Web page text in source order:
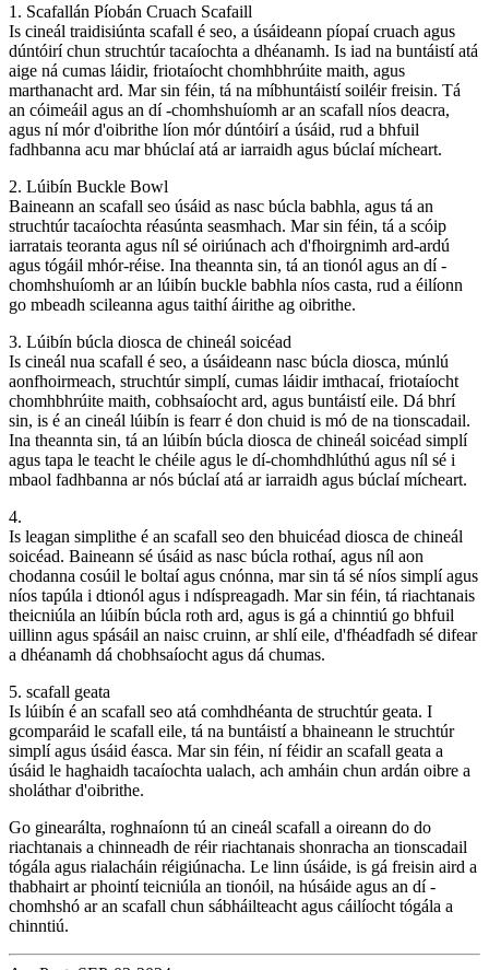
1. Scafallán Píobán Cruach Scafaill
Is cineál traidisiúnta scafall é seo, a úsáideann píopaí cruach agus
dúntóirí chun struchtúr tacaíochta a dhéanamh. Is iad na buntáistí atá
aige ná cumas láidir, friotaíocht chomhbhrúite maith, agus
marthanacht ard. Mar sin féin, tá na míbhuntáistí soiléir freisin. Tá
an cóimeáil agus an dí -chomhshuíomh ar an scafall níos deacra,
agus ní mór d'oibrithe líon mór dúntóirí a úsáid, rud a bhfuil
fadhbanna acu mar bhúclaí atá ar iarraidh agus búclaí mícheart.
2. Lúibín Buckle Bowl
Baineann an scafall seo úsáid as nasc búcla babhla, agus tá an
struchtúr tacaíochta réasúnta seasmhach. Mar sin féin, tá a scóip
iarratais teoranta agus níl sé oiriúnach ach d'fhoirgnimh ard-ardú
agus tógáil mhór-réise. Ina theannta sin, tá an tionól agus an dí -
chomhshuíomh ar an lúibín buckle babhla níos casta, rud a éilíonn
go mbeadh scileanna agus taithí áirithe ag oibrithe.
3. Lúibín búcla diosca de chineál soicéad
Is cineál nua scafall é seo, a úsáideann nasc búcla diosca, múnlú
aonfhoirmeach, struchtúr simplí, cumas láidir imthacaí, friotaíocht
chomhbhrúite maith, cobhsaíocht ard, agus buntáistí eile. Dá bhrí
sin, is é an cineál lúibín is fearr é don chuid is mó de na tionscadail.
Ina theannta sin, tá an lúibín búcla diosca de chineál soicéad simplí
agus tapa le teacht le chéile agus le dí-chomhdhlúthú agus níl sé i
mbaol fadhbanna ar nós búclaí atá ar iarraidh agus búclaí mícheart.
4.
Is leagan simplithe é an scafall seo den bhuicéad diosca de chineál
soicéad. Baineann sé úsáid as nasc búcla rothaí, agus níl aon
chodanna cosúil le boltaí agus cnónna, mar sin tá sé níos simplí agus
níos tapúla i dtionól agus i ndíspreagadh. Mar sin féin, tá riachtanais
theicniúla an lúibín búcla roth ard, agus is gá a chinntiú go bhfuil
uillinn agus spásáil an naisc cruinn, ar shlí eile, d'fhéadfadh sé difear
a dhéanamh dá chobhsaíocht agus dá chumas.
5. scafall geata
Is lúibín é an scafall seo atá comhdhéanta de struchtúr geata. I
gcomparáid le scafall eile, tá na buntáistí a bhaineann le struchtúr
simplí agus úsáid éasca. Mar sin féin, ní féidir an scafall geata a
úsáid le haghaidh tacaíochta ualach, ach amháin chun ardán oibre a
sholáthar d'oibrithe.
Go ginearálta, roghnaíonn tú an cineál scafall a oireann do do
riachtanais a chinneadh de réir riachtanais shonracha an tionscadail
tógála agus rialacháin réigiúnacha. Le linn úsáide, is gá freisin aird a
thabhairt ar phointí teicniúla an tionóil, na húsáide agus an dí -
chomhshó ar an scafall chun sábháilteacht agus cáilíocht tógála a
chinntiú.